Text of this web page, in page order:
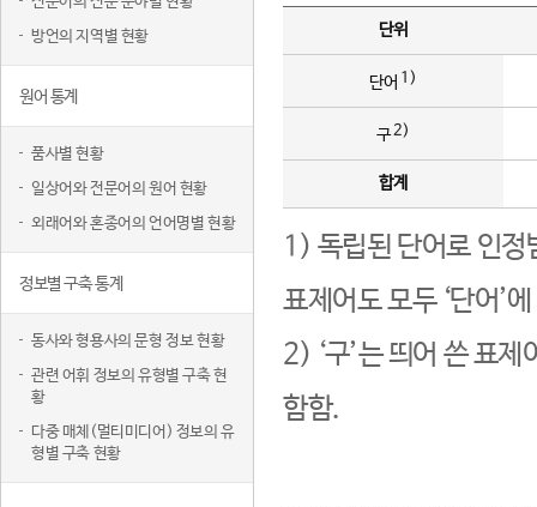
방언의 지역별 현황
원어 통계
품사별 현황
일상어와 전문어의 원어 현황
외래어와 혼종어의 언어명별 현황
정보별 구축 통계
동사와 형용사의 문형 정보 현황
관련 어휘 정보의 유형별 구축 현
황
다중 매체(멀티미디어) 정보의 유
형별 구축 현황
단위
단어 1)
구2)
합계
1) 독립된 단어로 인정
표제어도 모두 ‘단어’
2) ‘구’는 띄어 쓴 표
함함.